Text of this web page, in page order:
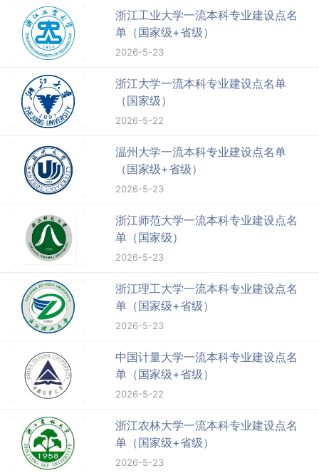
浙江工业大学一流本科专业建设点名
单（国家级+省级）
2026-5-23
浙江大学一流本科专业建设点名单
（国家级）
2026-5-22
温州大学一流本科专业建设点名单
（国家级+省级）
2026-5-23
浙江师范大学一流本科专业建设点名
单（国家级）
2026-5-23
浙江理工大学一流本科专业建设点名
单（国家级+省级）
2026-5-23
中国计量大学一流本科专业建设点名
单（国家级+省级）
2026-5-22
浙江农林大学一流本科专业建设点名
单（国家级+省级）
2026-5-23